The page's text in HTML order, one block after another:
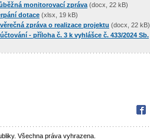
monitorovací zpráva (docx, 22 kB)
dotace (xlsx, 19 kB)
zpráva o realizace projektu (docx, 22 kB)
- příloha č. 3 k vyhlášce č. 433/2024 Sb.
Všechna práva vyhrazena.